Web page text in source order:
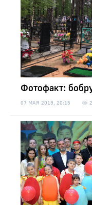
Фотофакт:
07 МАЯ 2019, 20:15